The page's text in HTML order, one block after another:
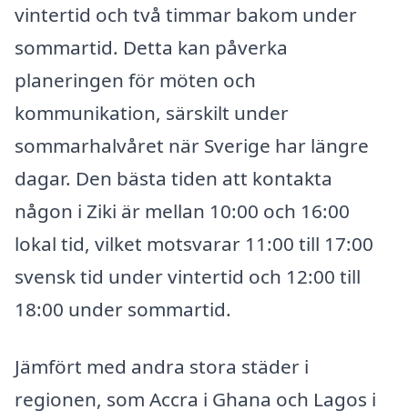
vintertid och två timmar bakom under
sommartid. Detta kan påverka
planeringen för möten och
kommunikation, särskilt under
sommarhalvåret när Sverige har längre
dagar. Den bästa tiden att kontakta
någon i Ziki är mellan 10:00 och 16:00
lokal tid, vilket motsvarar 11:00 till 17:00
svensk tid under vintertid och 12:00 till
18:00 under sommartid.
Jämfört med andra stora städer i
regionen, som Accra i Ghana och Lagos i